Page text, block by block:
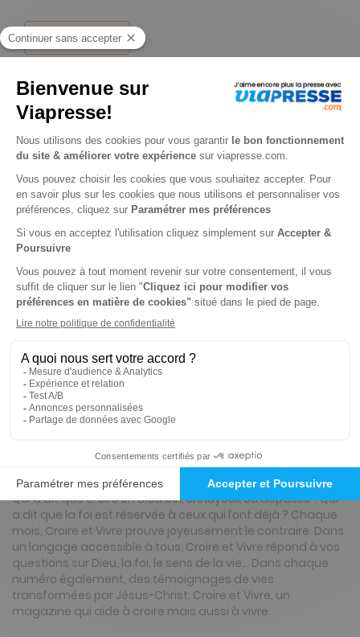
Papier
Je choisis une durée
-45%
Abonnement 2 ans
20 n° • Papier + Version digitale offerte
33€15 Tarif Kiosque :60€00
Tarif France métropolitaine
Renouvellement à date d’anniversaire
-18%
Abonnement 1 an
10 n° • Papier + Version digitale offerte
24€65
Tarif France métropolitaine
Renouvellement à date d’anniversaire
Présentation du magazine Croire Et Vivre
Qui a dit que croire en Dieu est ennuyeux ou dépassé ?Qui
a dit que la foi est réservée à ceux qui l’ont déjà ? Chaque
mois, Croire et Vivre prouve joyeusement le contraire. Dans
un langage accessible à tous, Croire et Vivre répond à vos
questions sur Dieu, la foi, le sens de la vie… Dans chaque
numéro également, des témoignages de vies
transformées par Jésus-Christ. Croire et Vivre, un
magazine qui aide à croire mais aussi à vivre.